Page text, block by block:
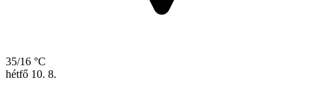
35/16 °C
hétfő 10. 8.